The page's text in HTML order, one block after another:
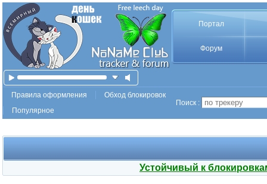
Портал
Форум
Правила оформления
Обход блокировок
Популярное
Поиск :
Устойчивый к